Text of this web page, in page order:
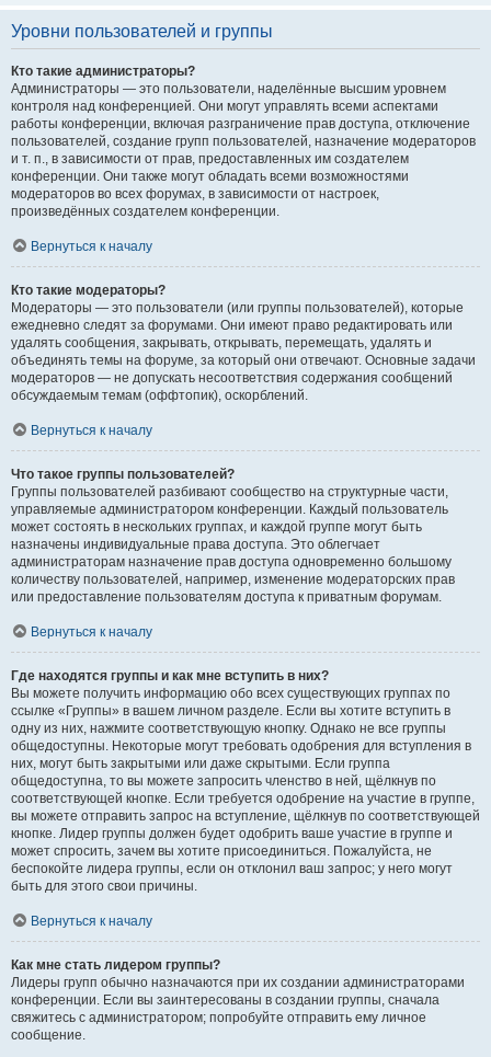
Уровни пользователей и группы
Кто такие администраторы?
Администраторы — это пользователи, наделённые высшим уровнем
контроля над конференцией. Они могут управлять всеми аспектами
работы конференции, включая разграничение прав доступа, отключение
пользователей, создание групп пользователей, назначение модераторов
и т. п., в зависимости от прав, предоставленных им создателем
конференции. Они также могут обладать всеми возможностями
модераторов во всех форумах, в зависимости от настроек,
произведённых создателем конференции.
Вернуться к началу
Кто такие модераторы?
Модераторы — это пользователи (или группы пользователей), которые
ежедневно следят за форумами. Они имеют право редактировать или
удалять сообщения, закрывать, открывать, перемещать, удалять и
объединять темы на форуме, за который они отвечают. Основные задачи
модераторов — не допускать несоответствия содержания сообщений
обсуждаемым темам (оффтопик), оскорблений.
Вернуться к началу
Что такое группы пользователей?
Группы пользователей разбивают сообщество на структурные части,
управляемые администратором конференции. Каждый пользователь
может состоять в нескольких группах, и каждой группе могут быть
назначены индивидуальные права доступа. Это облегчает
администраторам назначение прав доступа одновременно большому
количеству пользователей, например, изменение модераторских прав
или предоставление пользователям доступа к приватным форумам.
Вернуться к началу
Где находятся группы и как мне вступить в них?
Вы можете получить информацию обо всех существующих группах по
ссылке «Группы» в вашем личном разделе. Если вы хотите вступить в
одну из них, нажмите соответствующую кнопку. Однако не все группы
общедоступны. Некоторые могут требовать одобрения для вступления в
них, могут быть закрытыми или даже скрытыми. Если группа
общедоступна, то вы можете запросить членство в ней, щёлкнув по
соответствующей кнопке. Если требуется одобрение на участие в группе,
вы можете отправить запрос на вступление, щёлкнув по соответствующей
кнопке. Лидер группы должен будет одобрить ваше участие в группе и
может спросить, зачем вы хотите присоединиться. Пожалуйста, не
беспокойте лидера группы, если он отклонил ваш запрос; у него могут
быть для этого свои причины.
Вернуться к началу
Как мне стать лидером группы?
Лидеры групп обычно назначаются при их создании администраторами
конференции. Если вы заинтересованы в создании группы, сначала
свяжитесь с администратором; попробуйте отправить ему личное
сообщение.